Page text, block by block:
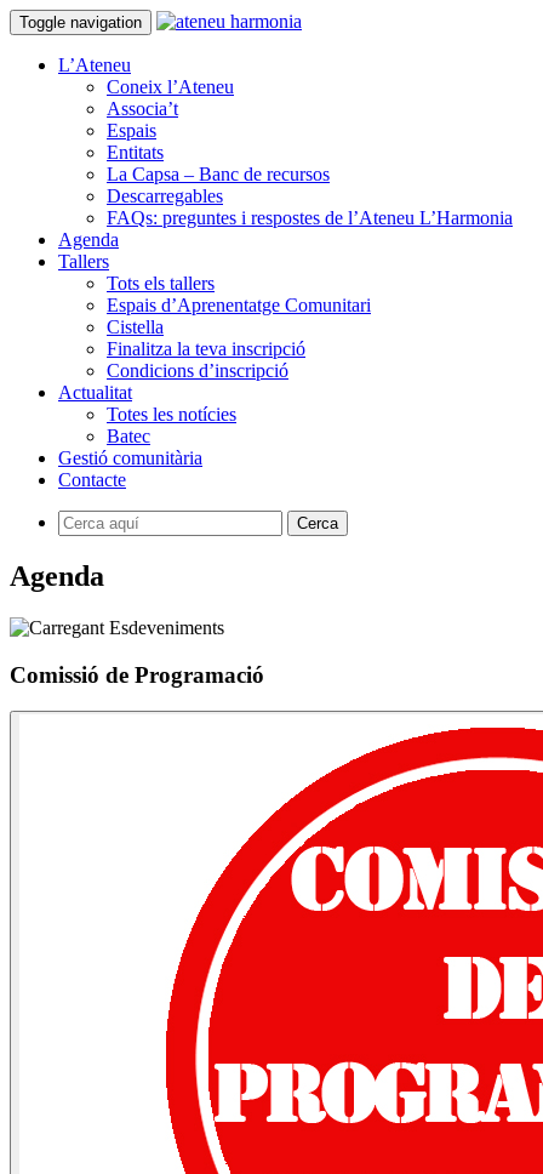
Toggle navigation
L’Ateneu
Coneix l’Ateneu
Associa’t
Espais
Entitats
La Capsa – Banc de recursos
Descarregables
FAQs: preguntes i respostes de l’Ateneu L’Harmonia
Agenda
Tallers
Tots els tallers
Espais d’Aprenentatge Comunitari
Cistella
Finalitza la teva inscripció
Condicions d’inscripció
Actualitat
Totes les notícies
Batec
Gestió comunitària
Contacte
Agenda
Comissió de Programació